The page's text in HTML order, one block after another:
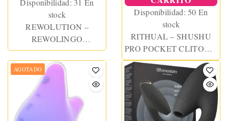
Disponibilidad: 31 En
stock
REWOLUTION –
REWOLINGO
VIBRATOR WITH
TONGUE
Disponibilidad:50 En
stock
RITHUAL – SHUSHU
PRO POCKET CLITORIS
STIMULATOR 2
POWERFUL ORCHID
MOTORS
AGOTADO